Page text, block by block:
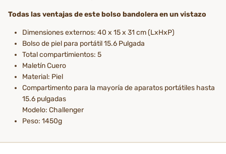
Todas las ventajas de este bolso bandolera en un vistazo
Dimensiones externos: 40 x 15 x 31 cm (LxHxP)
Bolso de piel para portátil 15.6 Pulgada
Total compartimientos: 5
Maletín Cuero
Material: Piel
Compartimento para la mayoría de aparatos portátiles hasta
15.6 pulgadas
Modelo: Challenger
Peso: 1450g